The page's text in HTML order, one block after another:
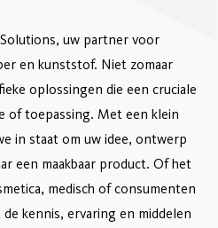
uw partner voor
en kunststof. Niet zomaar
oplossingen die een cruciale
of toepassing. Met een klein
in staat om uw idee, ontwerp
een maakbaar product. Of het
medisch of consumenten
kennis, ervaring en middelen